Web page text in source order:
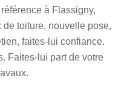
à Flassigny,
toiture, nouvelle pose,
faites-lui confiance.
Faites-lui part de votre